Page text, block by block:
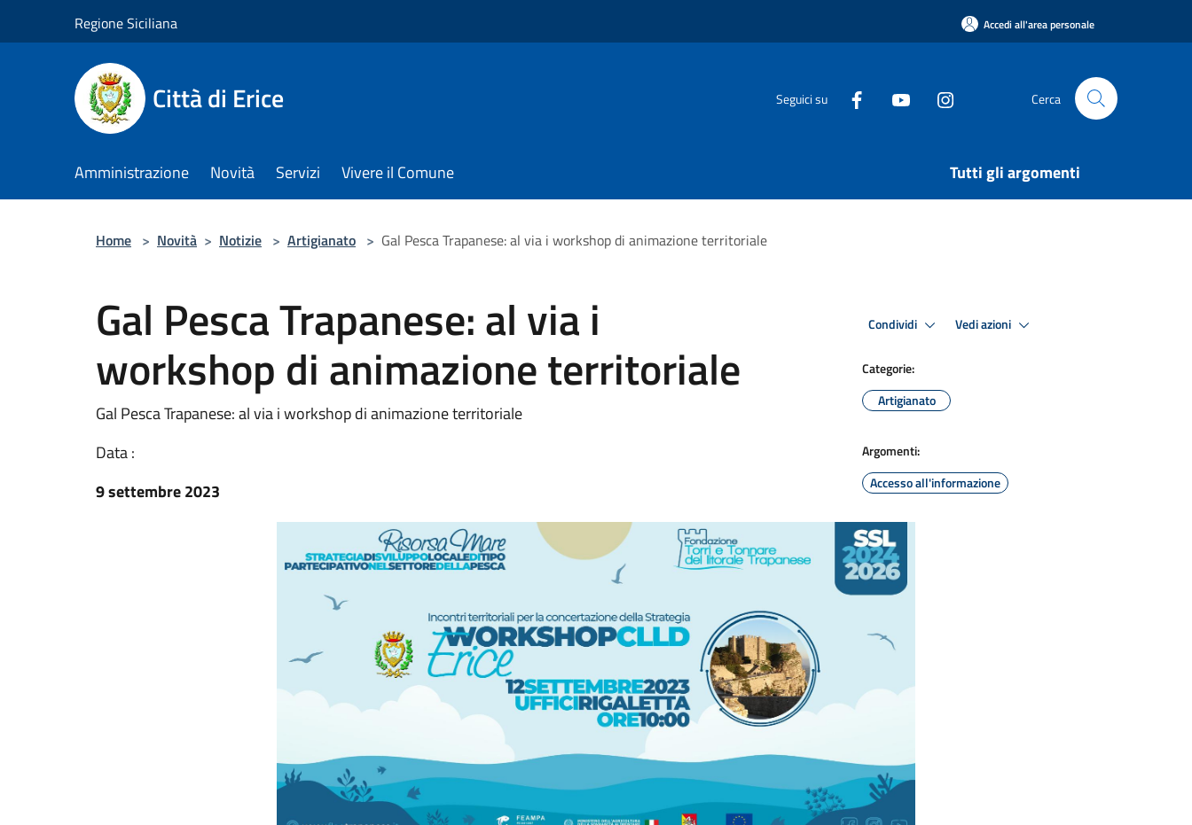
Regione Siciliana Accedi all'area personale
Città di Erice Seguici su Cerca
Amministrazione Novità Servizi Vivere il Comune Tutti gli argomenti
Home > Novità > Notizie > Artigianato > Gal Pesca Trapanese: al via i workshop di animazione territoriale
Gal Pesca Trapanese: al via i
workshop di animazione territoriale
Gal Pesca Trapanese: al via i workshop di animazione territoriale
Data :
9 settembre 2023
Condividi Vedi azioni
Categorie:
Artigianato
Argomenti:
Accesso all'informazione